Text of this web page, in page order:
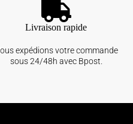
Livraison rapide
expédions votre commande
sous 24/48h avec Bpost.